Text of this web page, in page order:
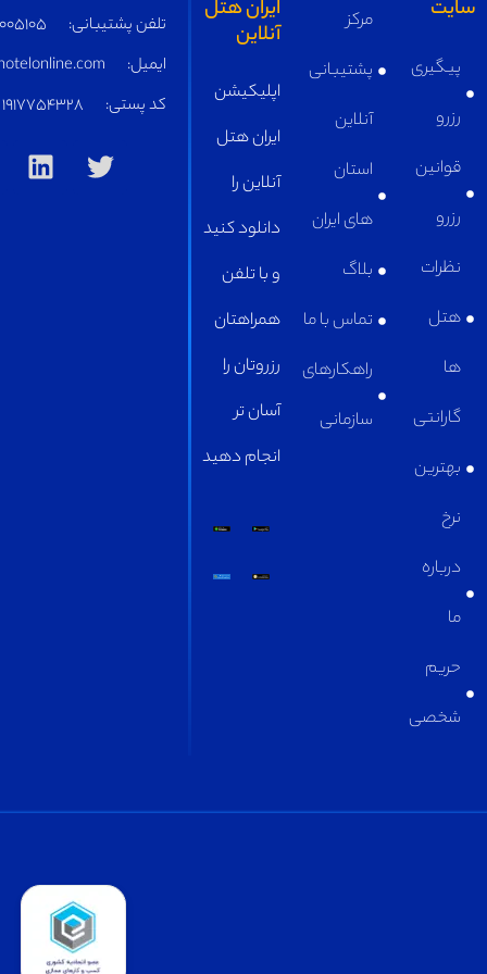
مرکز
پشتیبانی
آنلاین
استان
های ایران
بلاگ
تماس با ما
راهکارهای
سازمانی
ایران هتل
آنلاین
ایران هتل
آنلاین را
دانلود کنید
و با تلفن
همراهتان
رزروتان را
آسان تر
تلفن پشتیبانی:
05191005105
supply@iranhotelonline.com
کد پستی:
1917754328